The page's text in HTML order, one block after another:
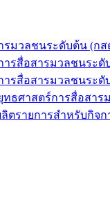
รมวลชนระดับต้น (กส
รสื่อสารมวลชนระดั
รสื่อสารมวลชนระดั
ธศาสตร์การสื่อสาร
รายการสำหรับกิจกา